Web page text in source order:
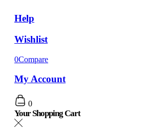
Help
Wishlist
0Compare
My Account
0
Your Shopping Cart